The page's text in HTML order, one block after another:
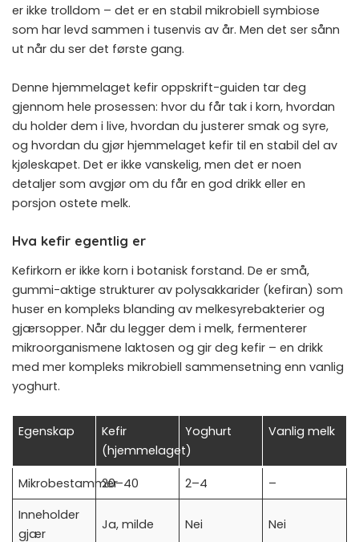
er ikke trolldom – det er en stabil mikrobiell symbiose
som har levd sammen i tusenvis av år. Men det ser sånn
ut når du ser det første gang.
Denne hjemmelaget kefir oppskrift-guiden tar deg
gjennom hele prosessen: hvor du får tak i korn, hvordan
du holder dem i live, hvordan du justerer smak og syre,
og hvordan du gjør hjemmelaget kefir til en stabil del av
kjøleskapet. Det er ikke vanskelig, men det er noen
detaljer som avgjør om du får en god drikk eller en
porsjon ostete melk.
Hva kefir egentlig er
Kefirkorn er ikke korn i botanisk forstand. De er små,
gummi-aktige strukturer av polysakkarider (kefiran) som
huser en kompleks blanding av melkesyrebakterier og
gjærsopper. Når du legger dem i melk, fermenterer
mikroorganismene laktosen og gir deg kefir – en drikk
med mer kompleks mikrobiell sammensetning enn vanlig
yoghurt.
Egenskap
Kefir
(hjemmelaget)
Yoghurt Vanlig melk
Mikrobestammer20–40 2–4
–
Inneholder
gjær
Ja, milde Nei Nei